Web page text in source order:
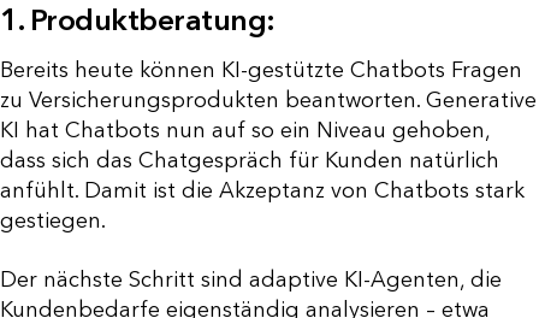
1. Produktberatung:
Bereits heute können KI-gestützte Chatbots Fragen
zu Versicherungsprodukten beantworten. Generative
KI hat Chatbots nun auf so ein Niveau gehoben,
dass sich das Chatgespräch für Kunden natürlich
anfühlt. Damit ist die Akzeptanz von Chatbots stark
gestiegen.
Der nächste Schritt sind adaptive KI-Agenten, die
Kundenbedarfe eigenständig analysieren – etwa